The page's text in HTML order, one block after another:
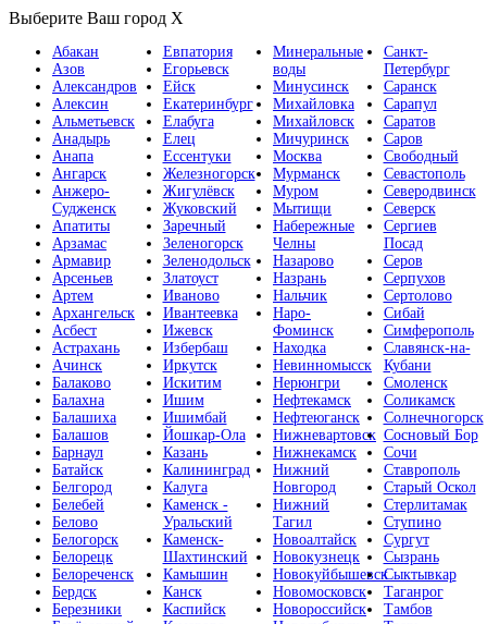
Выберите Ваш город X
Абакан
Азов
Александров
Алексин
Альметьевск
Анадырь
Анапа
Ангарск
Анжеро-
Судженск
Апатиты
Арзамас
Армавир
Арсеньев
Артем
Архангельск
Асбест
Астрахань
Ачинск
Балаково
Балахна
Балашиха
Балашов
Барнаул
Батайск
Белгород
Белебей
Белово
Белогорск
Белорецк
Белореченск
Бердск
Березники
Евпатория
Егорьевск
Ейск
Екатеринбург
Елабуга
Елец
Ессентуки
Железногорск
Жигулёвск
Жуковский
Заречный
Зеленогорск
Зеленодольск
Златоуст
Иваново
Ивантеевка
Ижевск
Избербаш
Иркутск
Искитим
Ишим
Ишимбай
Йошкар-Ола
Казань
Калининград
Калуга
Каменск -
Уральский
Каменск-
Шахтинский
Камышин
Канск
Каспийск
Минеральные
воды
Минусинск
Михайловка
Михайловск
Мичуринск
Москва
Мурманск
Муром
Мытищи
Набережные
Челны
Назарово
Назрань
Нальчик
Наро-
Фоминск
Находка
Невинномысск
Нерюнгри
Нефтекамск
Нефтеюганск
Нижневартовск
Нижнекамск
Нижний
Новгород
Нижний
Тагил
Новоалтайск
Новокузнецк
Новокуйбышевск
Новомосковск
Новороссийск
Санкт-
Петербург
Саранск
Сарапул
Саратов
Саров
Свободный
Севастополь
Северодвинск
Северск
Сергиев
Посад
Серов
Серпухов
Сертолово
Сибай
Симферополь
Славянск-на-
Кубани
Смоленск
Соликамск
Солнечногорск
Сосновый Бор
Сочи
Ставрополь
Старый Оскол
Стерлитамак
Ступино
Сургут
Сызрань
Сыктывкар
Таганрог
Тамбов